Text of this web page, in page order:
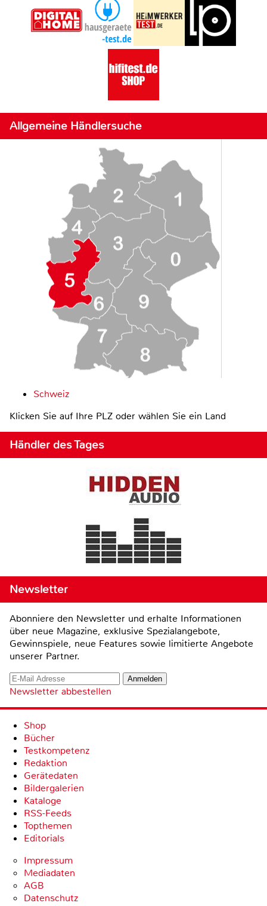
Allgemeine Händlersuche
Schweiz
Klicken Sie auf Ihre PLZ oder wählen Sie ein Land
Händler des Tages
Newsletter
Abonniere den Newsletter und erhalte Informationen
über neue Magazine, exklusive Spezialangebote,
Gewinnspiele, neue Features sowie limitierte Angebote
unserer Partner.
Newsletter abbestellen
Shop
Bücher
Testkompetenz
Redaktion
Gerätedaten
Bildergalerien
Kataloge
RSS-Feeds
Topthemen
Editorials
Impressum
Mediadaten
AGB
Datenschutz